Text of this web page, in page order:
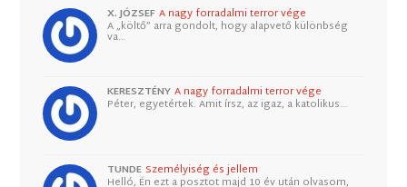
X. JÓZSEF A nagy forradalmi terror vége
A „költő” arra gondolt, hogy alapvető különbség
va…
KERESZTÉNY A nagy forradalmi terror vége
Péter, egyetértek. Amit írsz, az igaz, a katolikus…
TUNDE Személyiség és jellem
Helló, Én ezt a posztot majd 10 év után olvasom,